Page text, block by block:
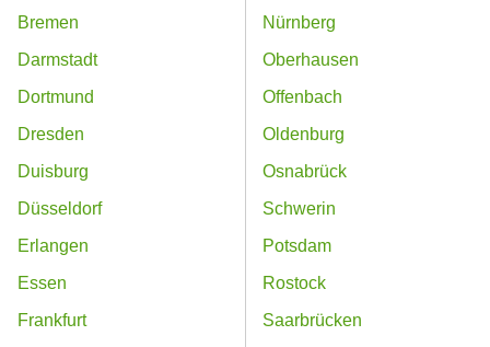
Bremen
Darmstadt
Dortmund
Dresden
Duisburg
Düsseldorf
Erlangen
Essen
Frankfurt
Nürnberg
Oberhausen
Offenbach
Oldenburg
Osnabrück
Schwerin
Potsdam
Rostock
Saarbrücken